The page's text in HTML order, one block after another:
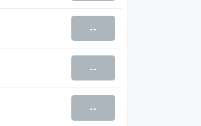
--
--
--